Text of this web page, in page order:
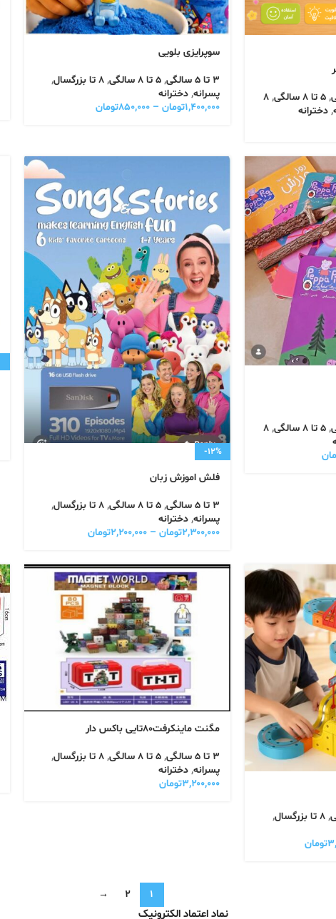
, 5 تا 8 سالگی ,
8
, دخترانه
سوپرایزی بلویی
3 تا 5 سالگی , 5 تا 8 سالگی , 8 تا بزرگسال
,
پسرانه, دخترانه
۱,۴۰۰,۰۰۰تومان – ۸۵۰,۰۰۰تومان
, 5 تا 8 سالگی ,
8
-12%
فلش اموزش زبان
3 تا 5 سالگی , 5 تا 8 سالگی , 8 تا بزرگسال
,
پسرانه, دخترانه
۲,۳۰۰,۰۰۰تومان – ۲,۲۰۰,۰۰۰تومان
, 8 تا بزرگسال
,
تومان
مگنت ماینکرفت۸۰تایی باکس دار
3 تا 5 سالگی , 5 تا 8 سالگی , 8 تا بزرگسال
,
پسرانه, دخترانه
۳,۲۰۰,۰۰۰تومان
1
2
→
نماد اعتماد الکترونیک